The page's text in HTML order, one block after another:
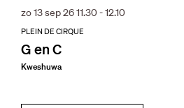
G en C
Kweshuwa
PLEIN DE CIRQUE
zo 13 sep 2611.30 - 12.10